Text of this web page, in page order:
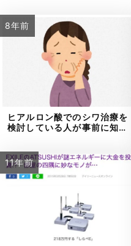
8年前
ヒアルロン酸でのシワ治療を
検討している人が事前に知…
11年前